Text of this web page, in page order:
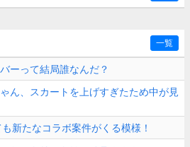
一覧
ーって結局誰なんだ？
ん、スカートを上げすぎたため中が見
新たなコラボ案件がくる模様！